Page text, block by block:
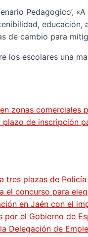
Pedagogico’,
de cambio para
los escolares
zonas comerciales
de inscripción
tres plazas de
el concurso para
en Jaén con el
por el Gobierno de
Delegación de